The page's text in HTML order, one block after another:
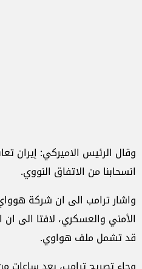
وقال الرئيس الاميركي: إيران
انسحابنا من الاتفاق النووي.
واشار ترامب الى ان شركة
الأمني والعسكري، لافتا الى
قد تشمل ملف هواوي.